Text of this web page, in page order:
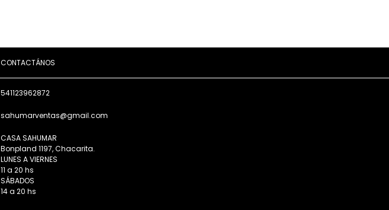
CONTACTÁNOS
541123962872
sahumarventas@gmail.com
CASA SAHUMAR
Bonpland 1197, Chacarita.
LUNES A VIERNES
11 a 20 hs
SÁBADOS
14 a 20 hs